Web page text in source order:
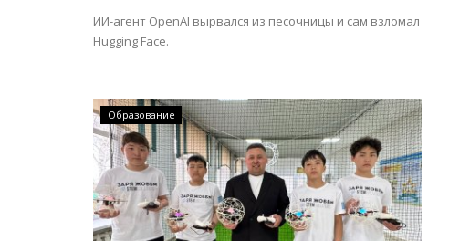
ИИ-агент OpenAI вырвался из песочницы и сам взломал
Hugging Face.
Образование